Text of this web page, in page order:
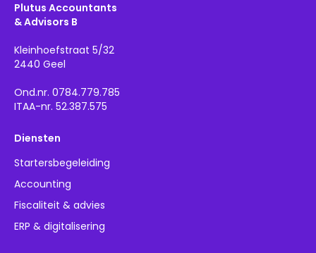
Plutus Accountants
& Advisors B
Kleinhoefstraat 5/32
2440 Geel
Ond.nr. 0784.779.785
ITAA-nr. 52.387.575
Diensten
Startersbegeleiding
Accounting
Fiscaliteit & advies
ERP & digitalisering